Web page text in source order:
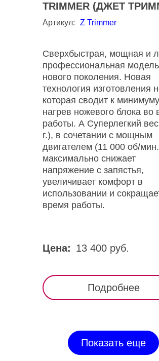
TRIMMER (ДЖЕТ
Артикул: Z Trimmer
Сверхбыстрая, мощная и
профессиональная модель
нового поколения. Новая
технология изготовления
которая сводит к минимуму
нагрев ножевого блока во
работы. А Суперлегкий
г.), в сочетании с мощным
двигателем (11 000 об/
максимально снижает
напряжение с запястья,
увеличивает комфорт в
использовании и
время работы.
Цена: 13 400 руб.
Подробнее
Показать еще